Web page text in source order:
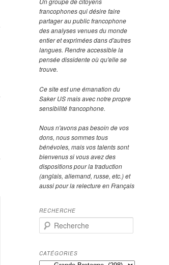
francophones qui désire faire
partager au public francophone
des analyses venues du monde
entier et exprimées dans d'autres
langues. Rendre accessible la
pensée dissidente où qu'elle se
trouve.
Ce site est une émanation du
Saker US mais avec notre propre
sensibilité francophone.
Nous n'avons pas besoin de vos
dons, nous sommes tous
bénévoles, mais vos talents sont
bienvenus si vous avez des
dispositions pour la traduction
(anglais, allemand, russe, etc.) et
aussi pour la relecture en Français
RECHERCHE
e
h
e
CATÉGORIES